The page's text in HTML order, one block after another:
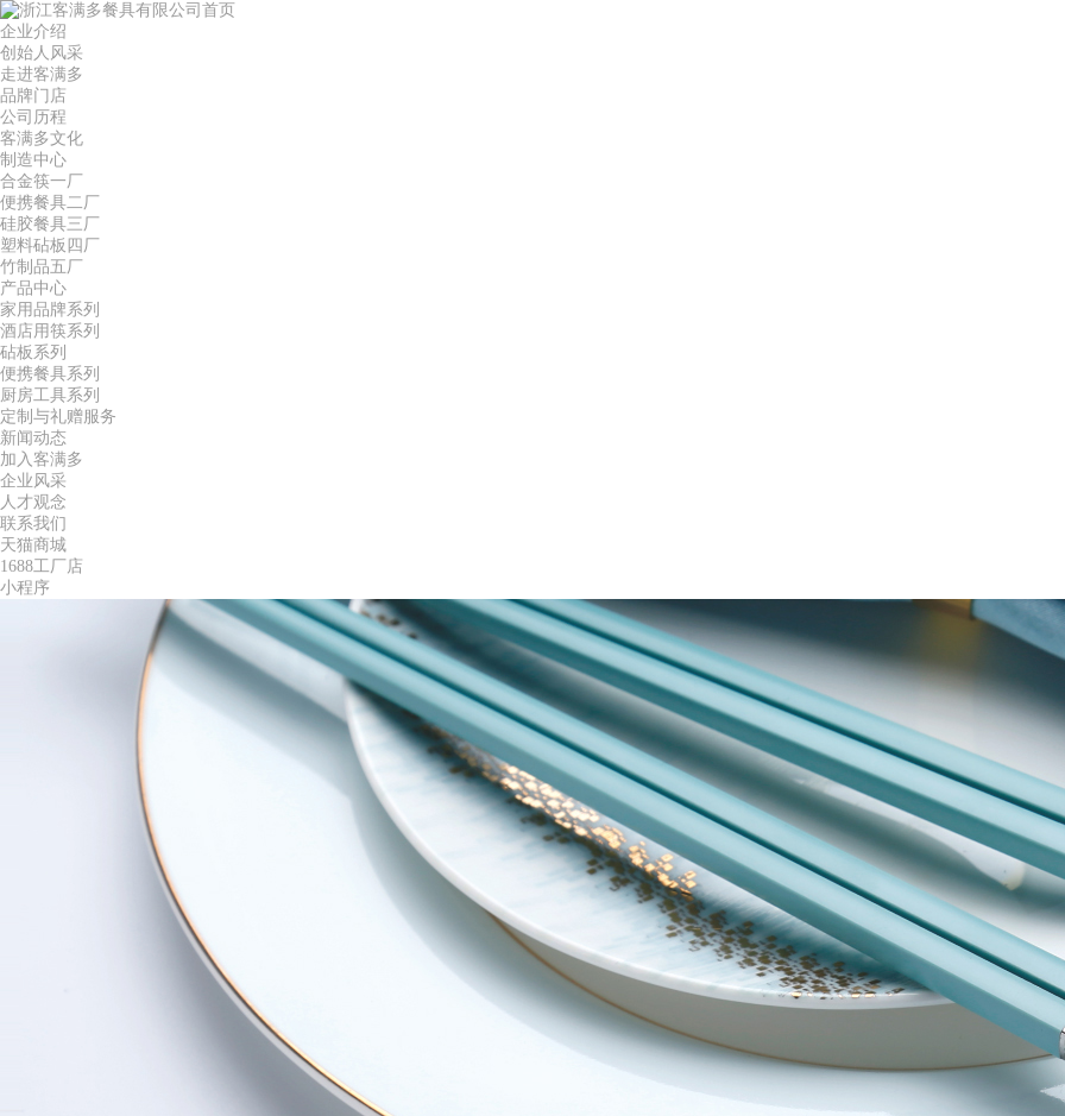
首页
企业介绍
创始人风采
走进客满多
品牌门店
公司历程
客满多文化
制造中心
合金筷一厂
便携餐具二厂
硅胶餐具三厂
塑料砧板四厂
竹制品五厂
产品中心
家用品牌系列
酒店用筷系列
砧板系列
便携餐具系列
厨房工具系列
定制与礼赠服务
新闻动态
加入客满多
企业风采
人才观念
联系我们
天猫商城
1688工厂店
小程序